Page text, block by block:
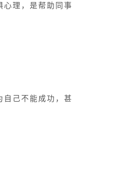
心理，是帮助同事
自己不能成功，甚